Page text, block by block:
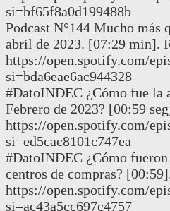
si=bf65f8a0d199488b
Podcast N°144 Mucho más
abril de 2023. [07:29 min].
https://open.spotify.com/
si=bda6eae6ac944328
#DatoINDEC ¿Cómo fue la
Febrero de 2023? [00:59
https://open.spotify.com/
si=ed5cac8101c747ea
#DatoINDEC ¿Cómo
centros de compras?
https://open.spotify.com/
si=ac43a5cc697c4757